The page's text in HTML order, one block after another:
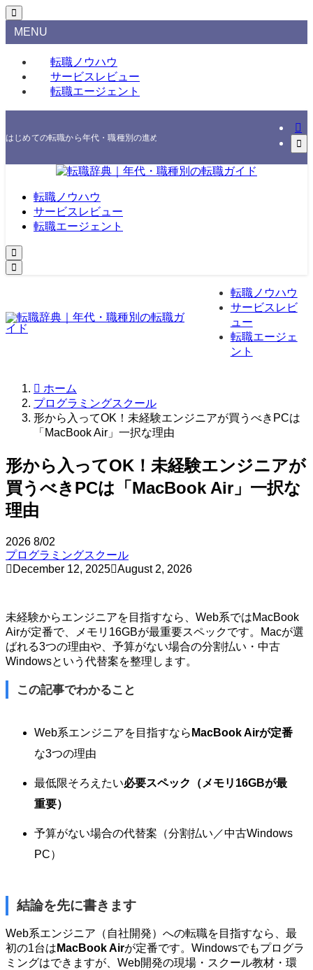
MENU
転職ノウハウ
サービスレビュー
転職エージェント
はじめての転職から年代・職種別の進め方、エージェント・スクールの選び
転職ノウハウ
サービスレビュー
転職エージェント
転職ノウハウ
サービスレビ
ュー
転職エージェ
ント
ホーム
プログラミングスクール
形から入ってOK！未経験エンジニアが買うべきPCは
「MacBook Air」一択な理由
形から入ってOK！未経験エンジニアが
買うべきPCは「MacBook Air」一択な
理由
2026 8/02
プログラミングスクール
December 12, 2025 August 2, 2026
未経験からエンジニアを目指すなら、Web系ではMacBook
Airが定番で、メモリ16GBが最重要スペックです。Macが選
ばれる3つの理由や、予算がない場合の分割払い・中古
Windowsという代替案を整理します。
この記事でわかること
Web系エンジニアを目指すなら MacBook Airが定番
な3つの理由
最低限そろえたい必要スペック（メモリ16GBが最
重要）
予算がない場合の代替案（分割払い／中古Windows
PC）
結論を先に書きます
Web系エンジニア（自社開発）への転職を目指すなら、最
初の1台は MacBook Airが定番です。Windowsでもプログラ
ミングはできますが、Web開発の現場・スクール教材・環